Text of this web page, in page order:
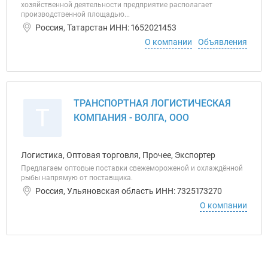
хозяйственной деятельности предприятие располагает
производственной площадью...
Россия, Татарстан ИНН: 1652021453
О компании
Объявления
ТРАНСПОРТНАЯ ЛОГИСТИЧЕСКАЯ
КОМПАНИЯ - ВОЛГА, ООО
Логистика, Оптовая торговля, Прочее, Экспортер
Предлагаем оптовые поставки свежемороженой и охлаждённой
рыбы напрямую от поставщика.
Россия, Ульяновская область ИНН: 7325173270
О компании